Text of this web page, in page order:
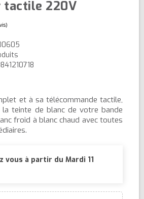
220V
et à sa télécommande tactile,
teinte de blanc de votre bande
froid à blanc chaud avec toutes
vous à partir du Mardi 11